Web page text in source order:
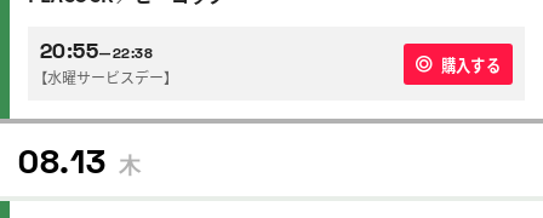
20:55—22:38
【水曜サービスデー】
購入する
08.13 木